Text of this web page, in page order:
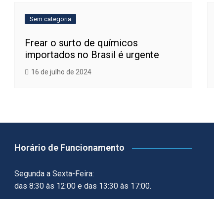
Sem categoria
Frear o surto de químicos
importados no Brasil é urgente
16 de julho de 2024
Horário de Funcionamento
Segunda a Sexta-Feira:
das 8:30 às 12:00 e das 13:30 às 17:00.